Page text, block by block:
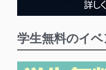
学生無料のイ